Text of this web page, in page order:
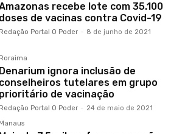
recebe lote com 35.100
doses de vacinas contra Covid-19
Redação Portal O Poder - 8 de junho de 2021
Roraima
Denarium ignora inclusão de
conselheiros tutelares em grupo
prioritário de vacinação
Redação Portal O Poder - 24 de maio de 2021
Manaus